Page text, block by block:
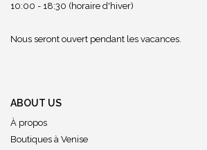
10:00 - 18:30 (horaire d'hiver)
Nous seront ouvert pendant les vacances.
ABOUT US
À propos
Boutiques à Venise